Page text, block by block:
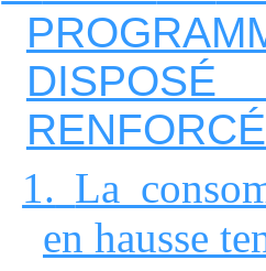
1. La
en hausse